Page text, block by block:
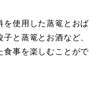
を使用した蒸篭とおば
と蒸篭とお酒など、
食事を楽しむことがで